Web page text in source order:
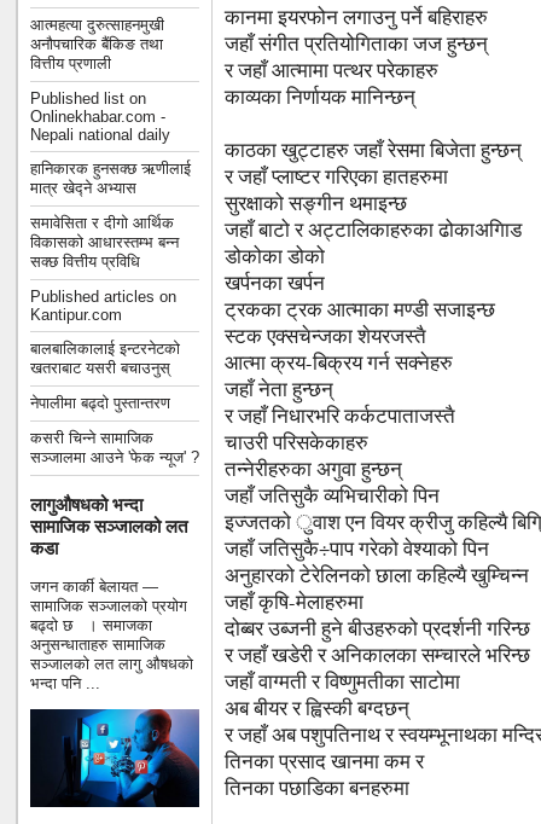
आत्महत्या दुरुत्साहनमुखी
अनौपचारिक बैंकिङ तथा
वित्तीय प्रणाली
Published list on
Onlinekhabar.com -
Nepali national daily
हानिकारक हुनसक्छ ऋणीलाई
मात्र खेद्ने अभ्यास
समावेसिता र दीगो आर्थिक
विकासको आधारस्तम्भ बन्न
सक्छ वित्तीय प्रविधि
Published articles on
Kantipur.com
बालबालिकालाई इन्टरनेटको
खतराबाट यसरी बचाउनुस्
नेपालीमा बढ्दो पुस्तान्तरण
कसरी चिन्ने सामाजिक
सञ्जालमा आउने 'फेक न्यूज' ?
लागुऔषधको भन्दा
सामाजिक सञ्जालको लत
कडा
जगन कार्की बेलायत —
सामाजिक सञ्जालको प्रयोग
बढ्दो छ । समाजका
अनुसन्धाताहरु सामाजिक
सञ्जालको लत लागु औषधको
भन्दा पनि ...
कानमा इयरफोन लगाउनु पर्ने बहिराहरु
जहाँ संगीत प्रतियोगिताका जज हुन्छन्
र जहाँ आत्मामा पत्थर परेकाहरु
काव्यका निर्णायक मानिन्छन्
काठका खुट्टाहरु जहाँ रेसमा बिजेता हुन्छन्
र जहाँ प्लाष्टर गरिएका हातहरुमा
सुरक्षाको सङ्गीन थमाइन्छ
जहाँ बाटो र अट्टालिकाहरुका ढोकाअगािड
डोकोका डोको
खर्पनका खर्पन
ट्रकका ट्रक आत्माका मण्डी सजाइन्छ
स्टक एक्सचेन्जका शेयरजस्तै
आत्मा क्रय-बिक्रय गर्न सक्नेहरु
जहाँ नेता हुन्छन्
र जहाँ निधारभरि कर्कटपाताजस्तै
चाउरी परिसकेकाहरु
तन्नेरीहरुका अगुवा हुन्छन्
जहाँ जतिसुकै व्यभिचारीको पिन
इज्जतको ुवाश एन वियर क्रीजु कहिल्यै
जहाँ जतिसुकै÷पाप गरेको वेश्याको पिन
अनुहारको टेरेलिनको छाला कहिल्यै खुम्चिन्न
जहाँ कृषि-मेलाहरुमा
दोब्बर उब्जनी हुने बीउहरुको प्रदर्शनी गरिन्छ
र जहाँ खडेरी र अनिकालका सम्चारले भरिन्छ
जहाँ वाग्मती र विष्णुमतीका साटोमा
अब बीयर र ह्विस्की बग्दछन्
र जहाँ अब पशुपतिनाथ र स्वयम्भूनाथका
तिनका प्रसाद खानमा कम र
तिनका पछाडिका बनहरुमा